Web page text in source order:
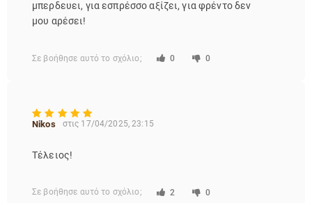
μπερδευει, για εσπρέσσο αξίζει, για φρέντο δεν
μου αρέσει!
Σε βοήθησε αυτό το σχόλιο; 0 0
Nikos στις 17/04/2025, 23:15
Τέλειος!
Σε βοήθησε αυτό το σχόλιο; 2 0